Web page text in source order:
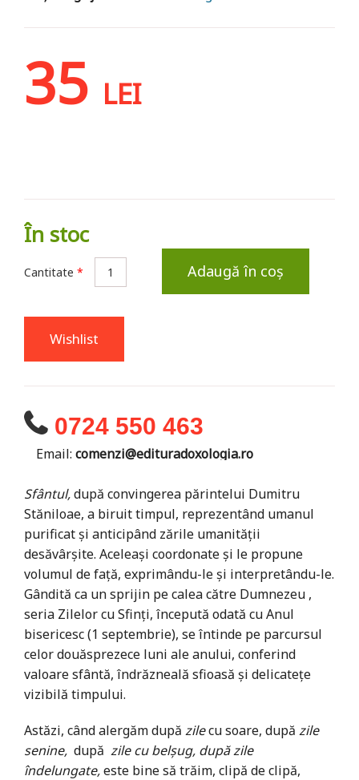
35 LEI
În stoc
Cantitate * Adaugă în coș
Wishlist
0724 550 463
Email: comenzi@edituradoxologia.ro
Sfântul,după convingerea părintelui Dumitru
Stăniloae, a biruit timpul, reprezentând umanul
purificat şi anticipând zările umanităţii
desăvârşite. Aceleaşi coordonate şi le propune
volumul de faţă, exprimându-le şi interpretându-le.
Gândită ca un sprijin pe calea către Dumnezeu ,
seria Zilelor cu Sfinţi, începută odată cu Anul
bisericesc (1 septembrie), se întinde pe parcursul
celor douăsprezece luni ale anului, conferind
valoare sfântă, îndrăzneală sfioasă şi delicateţe
vizibilă timpului.
Astăzi, când alergăm după zilecu soare, după zile
senine, după zile cu belşug, după zile
îndelungate,este bine să trăim, clipă de clipă,